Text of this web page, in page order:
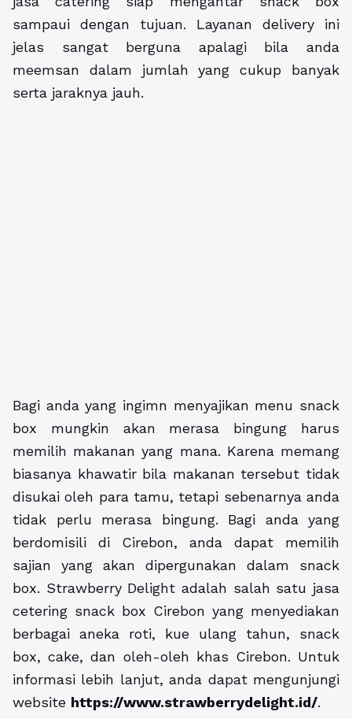
sampaui dengan tujuan. Layanan delivery ini
jelas sangat berguna apalagi bila anda
meemsan dalam jumlah yang cukup banyak
serta jaraknya jauh.
Bagi anda yang ingimn menyajikan menu snack
box mungkin akan merasa bingung harus
memilih makanan yang mana. Karena memang
biasanya khawatir bila makanan tersebut tidak
disukai oleh para tamu, tetapi sebenarnya anda
tidak perlu merasa bingung. Bagi anda yang
berdomisili di Cirebon, anda dapat memilih
sajian yang akan dipergunakan dalam snack
box. Strawberry Delight adalah salah satu jasa
cetering snack box Cirebon yang menyediakan
berbagai aneka roti, kue ulang tahun, snack
box, cake, dan oleh-oleh khas Cirebon. Untuk
informasi lebih lanjut, anda dapat mengunjungi
website https://www.strawberrydelight.id/.